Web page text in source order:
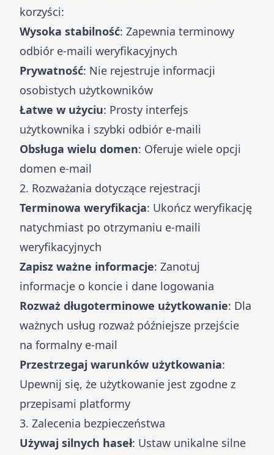
korzyści:
Wysoka stabilność: Zapewnia terminowy
odbiór e-maili weryfikacyjnych
Prywatność: Nie rejestruje informacji
osobistych użytkowników
Łatwe w użyciu: Prosty interfejs
użytkownika i szybki odbiór e-maili
Obsługa wielu domen: Oferuje wiele opcji
domen e-mail
2. Rozważania dotyczące rejestracji
Terminowa weryfikacja: Ukończ weryfikację
natychmiast po otrzymaniu e-maili
weryfikacyjnych
Zapisz ważne informacje: Zanotuj
informacje o koncie i dane logowania
Rozważ długoterminowe użytkowanie: Dla
ważnych usług rozważ późniejsze przejście
na formalny e-mail
Przestrzegaj warunków użytkowania:
Upewnij się, że użytkowanie jest zgodne z
przepisami platformy
3. Zalecenia bezpieczeństwa
Używaj silnych haseł: Ustaw unikalne silne